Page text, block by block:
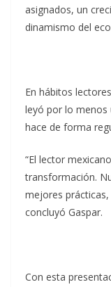
asignados, un
dinamismo del
En hábitos
leyó por lo menos
hace de forma
“El lector
transformación.
mejores
concluyó Gaspar.
Con esta